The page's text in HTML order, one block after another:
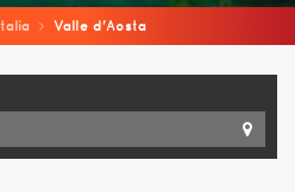
Valle d'Aosta